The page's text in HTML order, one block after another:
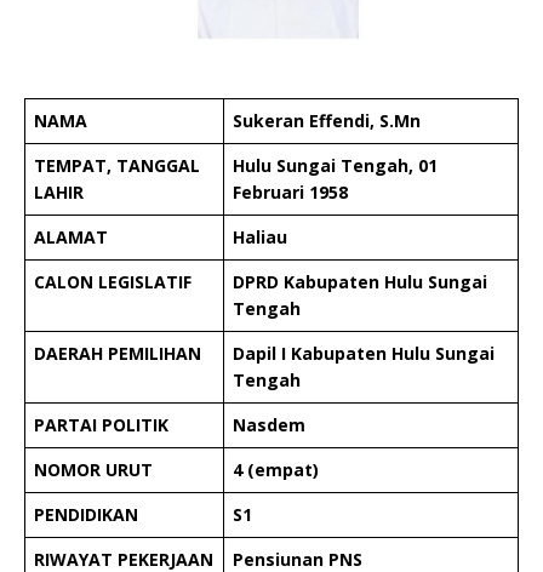
NAMA
Sukeran Effendi, S.Mn
TEMPAT, TANGGAL
LAHIR
Hulu Sungai Tengah, 01
Februari 1958
ALAMAT
Haliau
CALON LEGISLATIF
DPRD Kabupaten Hulu Sungai
Tengah
DAERAH PEMILIHAN
Dapil I Kabupaten Hulu Sungai
Tengah
PARTAI POLITIK
Nasdem
NOMOR URUT
4 (empat)
PENDIDIKAN
S1
RIWAYAT PEKERJAAN
Pensiunan PNS